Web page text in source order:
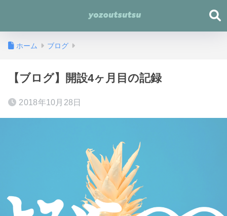
ホーム ブログ
【ブログ】開設4ヶ月目の記録
2018年10月28日